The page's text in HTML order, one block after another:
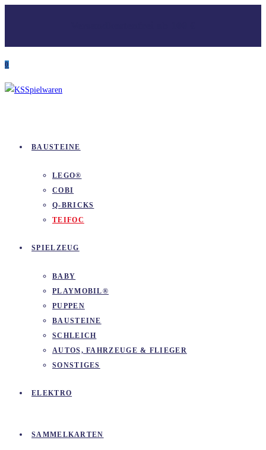
0
BAUSTEINE
LEGO®
COBI
Q-BRICKS
TEIFOC
SPIELZEUG
BABY
PLAYMOBIL®
PUPPEN
BAUSTEINE
SCHLEICH
AUTOS, FAHRZEUGE & FLIEGER
SONSTIGES
ELEKTRO
SAMMELKARTEN